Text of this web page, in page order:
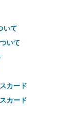
いて
いて
カード
カード